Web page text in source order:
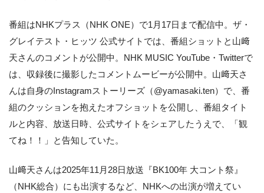
番組はNHKプラス（NHK ONE）で1月17日まで配信中。ザ・
グレイテスト・ヒッツ 公式サイトでは、番組ショットと山﨑
天さんのコメントが公開中。NHK MUSIC YouTube・Twitterで
は、収録後に撮影したコメントムービーが公開中。山﨑天さ
んは自身のInstagramストーリーズ（@yamasaki.ten）で、番
組のクッションを抱えたオフショットを公開し、番組タイト
ルと内容、放送日時、公式サイトをシェアしたうえで、「観
てね！！」と告知していた。
山﨑天さんは2025年11月28日放送『BK100年 大コント祭』
（NHK総合）にも出演するなど、NHKへの出演が増えてい